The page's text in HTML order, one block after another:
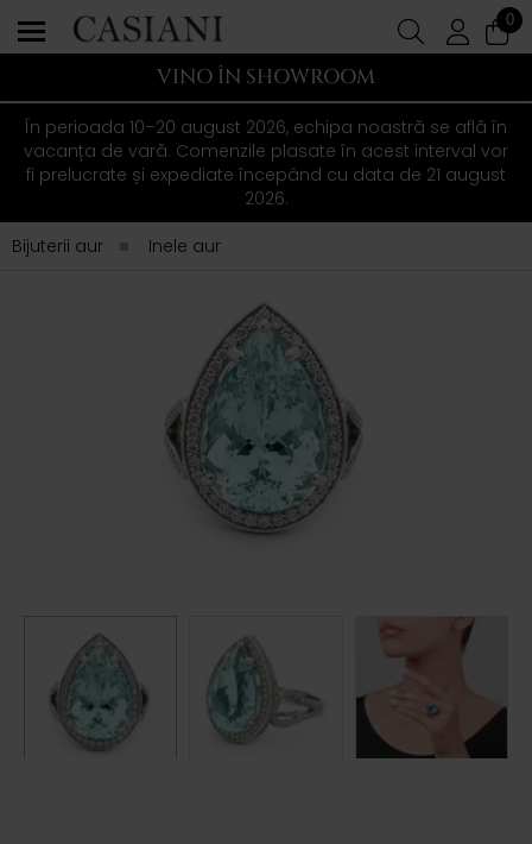
0
VINO ÎN SHOWROOM
În perioada 10–20 august 2026, echipa noastră se află în
vacanța de vară. Comenzile plasate în acest interval vor
fi prelucrate și expediate începând cu data de 21 august
2026.
Bijuterii aur
Inele aur